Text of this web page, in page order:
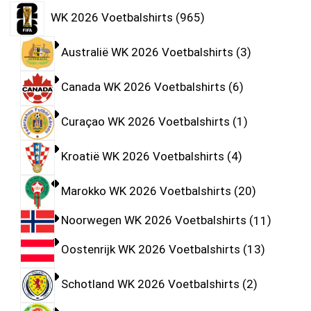
WK 2026 Voetbalshirts 965
Australië WK 2026 Voetbalshirts 3
Canada WK 2026 Voetbalshirts 6
Curaçao WK 2026 Voetbalshirts 1
Kroatië WK 2026 Voetbalshirts 4
Marokko WK 2026 Voetbalshirts 20
Noorwegen WK 2026 Voetbalshirts 11
Oostenrijk WK 2026 Voetbalshirts 13
Schotland WK 2026 Voetbalshirts 2